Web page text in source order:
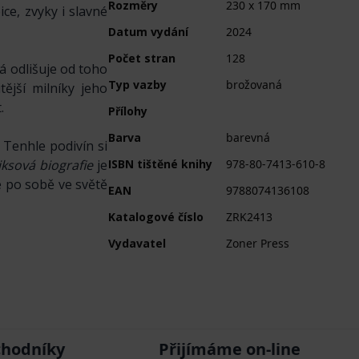
zvyky i slavné
odlišuje od toho
milníky jeho
podivín si
biografieje
sobě ve světě
Rozměry
230 x 170 mm
Datum vydání
2024
Počet stran
128
Typ vazby
brožovaná
Přílohy
Barva
barevná
ISBN tištěné knihy
978-80-7413-610-8
EAN
9788074136108
Katalogové číslo
ZRK2413
Vydavatel
Zoner Press
Přijímáme on-line